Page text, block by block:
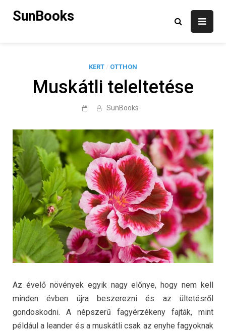
SunBooks
KERT / OTTHON
Muskátli teleltetése
SunBooks
Az évelő növények egyik nagy előnye, hogy nem kell
minden évben újra beszerezni és az ültetésről
gondoskodni. A népszerű fagyérzékeny fajták, mint
például a leander és a muskátli csak az enyhe fagyoknak